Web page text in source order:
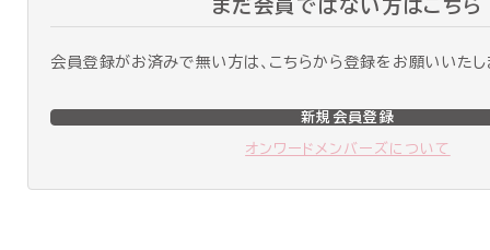
まだ会員ではない方はこちら
会員登録がお済みで無い方は、こちらから登録をお願いいたし
新規会員登録
オンワードメンバーズについて